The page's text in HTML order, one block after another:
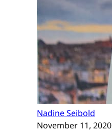
Nadine Seibold
November 11, 2020